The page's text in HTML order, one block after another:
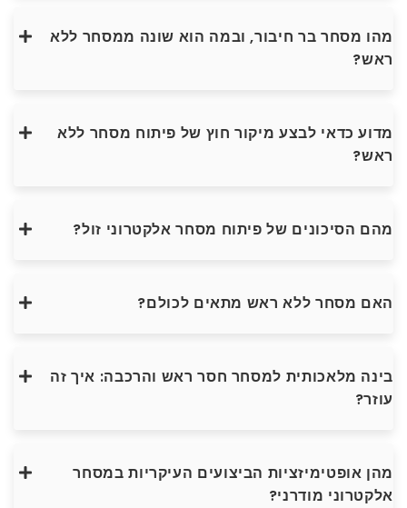
מהו מסחר בר חיבור, ובמה הוא שונה ממסחר ללא
ראש?
מדוע כדאי לבצע מיקור חוץ של פיתוח מסחר ללא
ראש?
מהם הסיכונים של פיתוח מסחר אלקטרוני זול?
האם מסחר ללא ראש מתאים לכולם?
בינה מלאכותית למסחר חסר ראש והרכבה: איך זה
עוזר?
מהן אופטימיזציות הביצועים העיקריות במסחר
אלקטרוני מודרני?